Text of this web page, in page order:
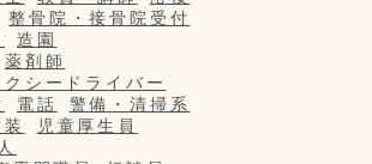
整骨院・接骨院受付
造園
薬剤師
クシードライバー
電話
警備・清掃系
児童厚生員